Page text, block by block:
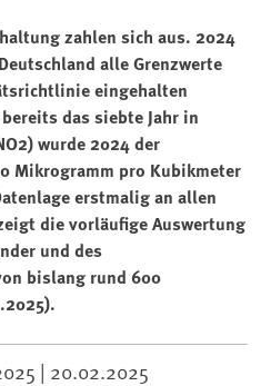
zahlen sich aus. 2024
alle Grenzwerte
eingehalten
das siebte Jahr in
wurde 2024 der
Mikrogramm pro Kubikmeter
erstmalig an allen
die vorläufige Auswertung
und des
bislang rund 600
| 20.02.2025